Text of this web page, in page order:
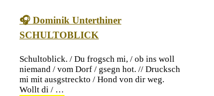
🎧 Dominik Unterthiner
SCHULTOBLICK
Schultoblick. / Du frogsch mi, / ob ins woll
niemand / vom Dorf / gsegn hot. // Drucksch
mi mit ausgstreckto / Hond von dir weg.
Wollt di / …